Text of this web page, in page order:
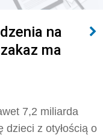
na
ma
7,2 miliarda
dzieci z otyłością o